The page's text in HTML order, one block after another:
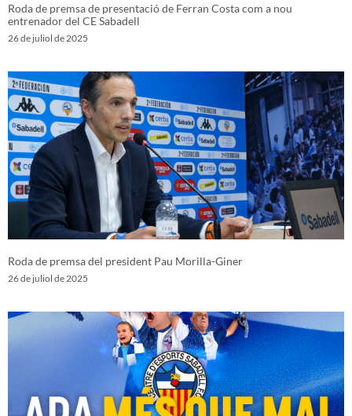
Roda de premsa de presentació de Ferran Costa com a nou
entrenador del CE Sabadell
26 de juliol de 2025
Roda de premsa del president Pau Morilla-Giner
26 de juliol de 2025